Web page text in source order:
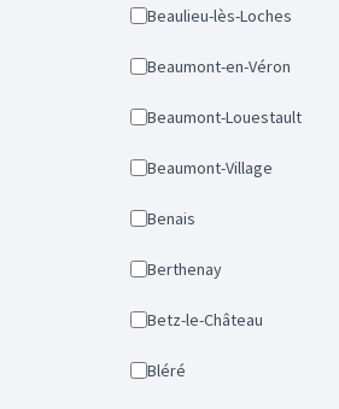
Beaulieu-lès-Loches
Beaumont-en-Véron
Beaumont-Louestault
Beaumont-Village
Benais
Berthenay
Betz-le-Château
Bléré